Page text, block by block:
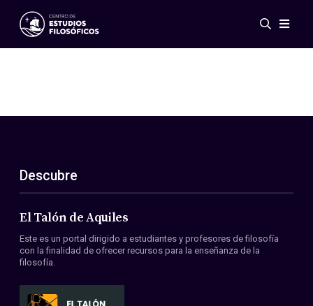
Eventos
ES
EN
Acerca de nosotros
Miembros
Convenios
Descubre
El Talón de Aquiles
Este es un portal dirigido a estudiantes y profesores de filosofía
con la finalidad de ofrecer recursos para la enseñanza de la
filosofía.